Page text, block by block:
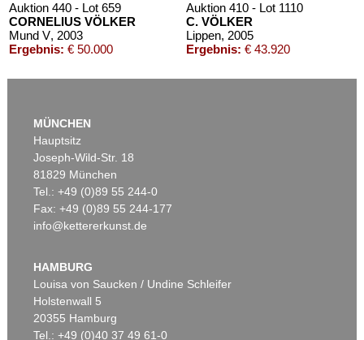
Auktion 440 - Lot 659
CORNELIUS VÖLKER
Mund V, 2003
Ergebnis: € 50.000
Auktion 410 - Lot 1110
C. VÖLKER
Lippen, 2005
Ergebnis: € 43.920
Auktion 469 - Lot 796
Ergebnis:€ 28.750
MÜNCHEN
Hauptsitz
Joseph-Wild-Str. 18
81829 München
Tel.: +49 (0)89 55 244-0
Fax: +49 (0)89 55 244-177
info@kettererkunst.de
HAMBURG
Louisa von Saucken / Undine Schleifer
Holstenwall 5
20355 Hamburg
Tel.: +49 (0)40 37 49 61-0